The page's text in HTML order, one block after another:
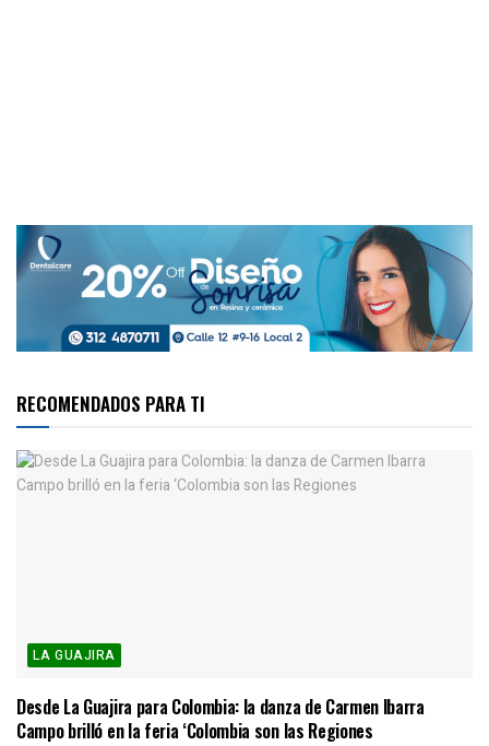
RECOMENDADOS PARA TI
LA GUAJIRA
Desde La Guajira para Colombia: la danza de Carmen Ibarra
Campo brilló en la feria ‘Colombia son las Regiones